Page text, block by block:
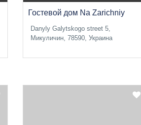
Гостевой дом Na Zarichniy
Danyly Galytskogo street 5,
Микуличин, 78590, Украина